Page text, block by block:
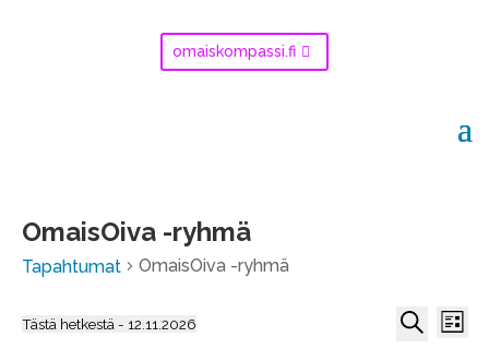
omaiskompassi.fi
OmaisOiva -ryhmä
Tapahtumat OmaisOiva -ryhmä
Tapahtumat Lista
Tästä hetkestä - 12.11.2026